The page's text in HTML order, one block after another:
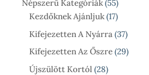
Népszerű Kategóriák 5555
Termék
Kezdőknek Ajánljuk 1717
Termék
Kifejezetten A Nyárra 3737
Termék
Kifejezetten Az Őszre 2929
Újszülött Kortól 2828